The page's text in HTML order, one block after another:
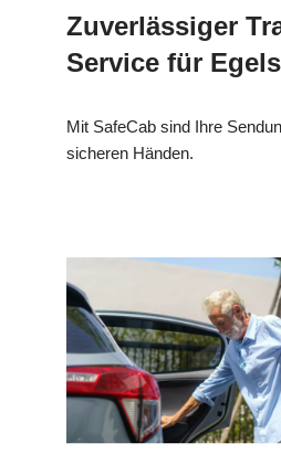
Zuverlässiger
Service für
Mit SafeCab sind Ihre
sicheren Händen.